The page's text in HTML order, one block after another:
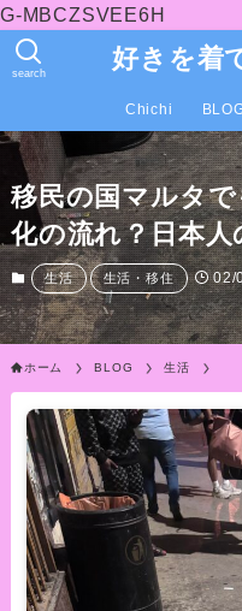
G-MBCZSVEE6H
好きを着
search
Chichi
移民の国マルタ
化の流れ？日本
生活 生活・移住 02/
ホーム BLOG 生活